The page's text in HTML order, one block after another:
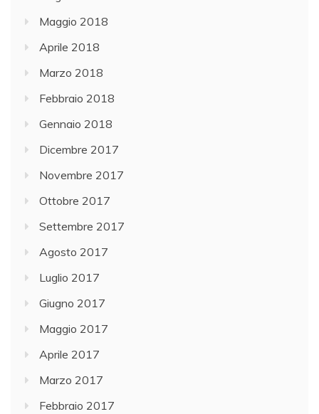
Maggio 2018
Aprile 2018
Marzo 2018
Febbraio 2018
Gennaio 2018
Dicembre 2017
Novembre 2017
Ottobre 2017
Settembre 2017
Agosto 2017
Luglio 2017
Giugno 2017
Maggio 2017
Aprile 2017
Marzo 2017
Febbraio 2017